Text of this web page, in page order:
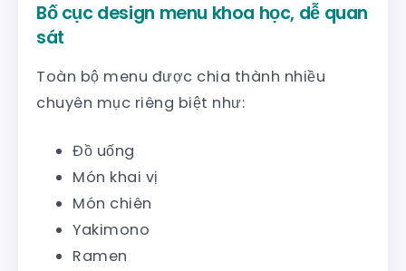
Bố cục design menu khoa học, dễ quan
sát
Toàn bộ menu được chia thành nhiều
chuyên mục riêng biệt như:
Đồ uống
Món khai vị
Món chiên
Yakimono
Ramen